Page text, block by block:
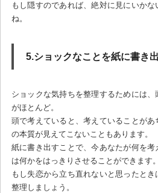
もし隠すのであれば、絶対に見にいか
ね。
5.ショックなことを紙に書き
ショックな気持ちを整理するためには、
がほとんど。
頭で考えていると、考えていることが
の本質が見えてこないこともあります。
紙に書き出すことで、今あなたが何を考
は何かをはっきりさせることができます。
もし失恋から立ち直れないと思ったと
整理しましょう。